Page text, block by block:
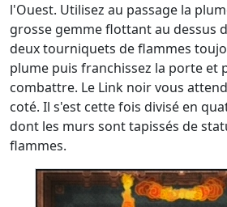
l'Ouest. Utilisez au passage la
grosse gemme flottant au dessus
deux tourniquets de flammes
plume puis franchissez la porte et
combattre. Le Link noir vous
coté. Il s'est cette fois divisé en
dont les murs sont tapissés de
flammes.